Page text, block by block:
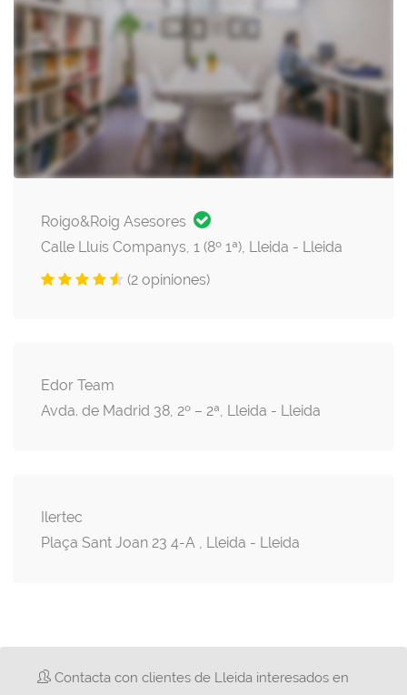
Roigo&Roig Asesores
Calle Lluís Companys, 1 (8º 1ª), Lleida - Lleida
(2 opiniones)
Edor Team
Avda. de Madrid 38, 2º – 2ª, Lleida - Lleida
Ilertec
Plaça Sant Joan 23 4-A , Lleida - Lleida
Contacta con clientes de Lleida interesados en